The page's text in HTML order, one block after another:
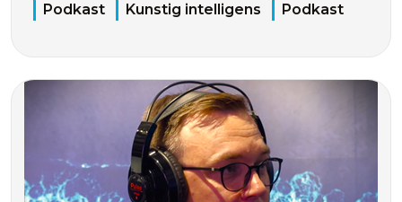
Podkast Kunstig intelligens Podkast